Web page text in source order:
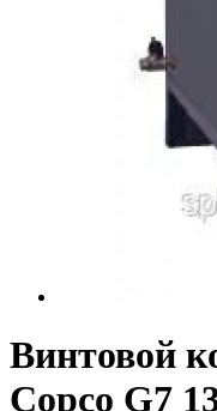
Винтовой
Copco G7